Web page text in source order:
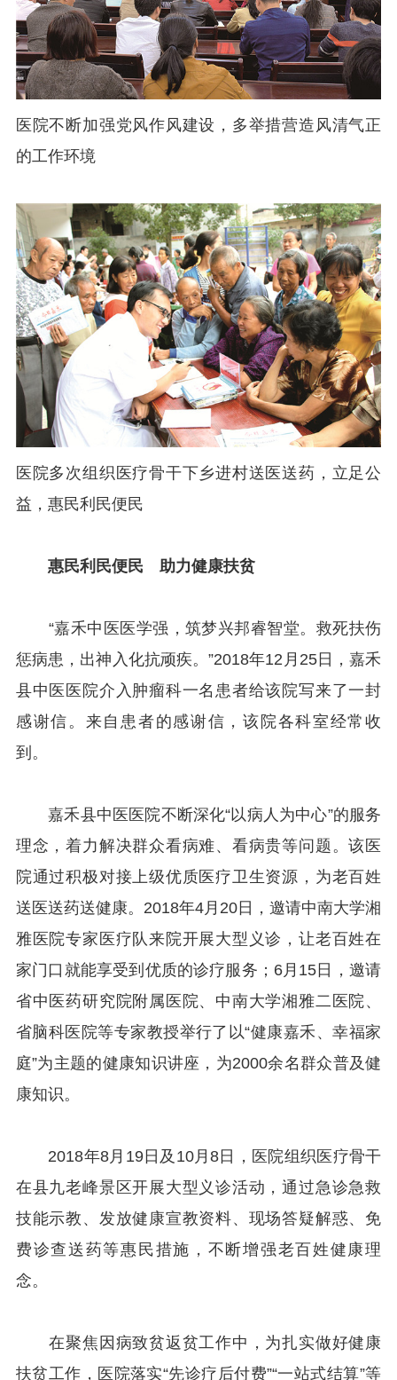
医院不断加强党风作风建设，多举措营造风清气正
的工作环境
医院多次组织医疗骨干下乡进村送医送药，立足公
益，惠民利民便民
惠民利民便民 助力健康扶贫
“嘉禾中医医学强，筑梦兴邦睿智堂。救死扶伤
惩病患，出神入化抗顽疾。”2018年12月25日，嘉禾
县中医医院介入肿瘤科一名患者给该院写来了一封
感谢信。来自患者的感谢信，该院各科室经常收
到。
嘉禾县中医医院不断深化“以病人为中心”的服务
理念，着力解决群众看病难、看病贵等问题。该医
院通过积极对接上级优质医疗卫生资源，为老百姓
送医送药送健康。2018年4月20日，邀请中南大学湘
雅医院专家医疗队来院开展大型义诊，让老百姓在
家门口就能享受到优质的诊疗服务；6月15日，邀请
省中医药研究院附属医院、中南大学湘雅二医院、
省脑科医院等专家教授举行了以“健康嘉禾、幸福家
庭”为主题的健康知识讲座，为2000余名群众普及健
康知识。
2018年8月19日及10月8日，医院组织医疗骨干
在县九老峰景区开展大型义诊活动，通过急诊急救
技能示教、发放健康宣教资料、现场答疑解惑、免
费诊查送药等惠民措施，不断增强老百姓健康理
念。
在聚焦因病致贫返贫工作中，为扎实做好健康
扶贫工作，医院落实“先诊疗后付费”“一站式结算”等